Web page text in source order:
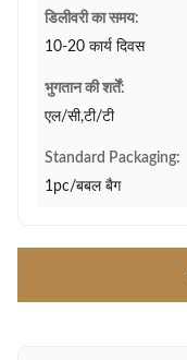
डिलीवरी का समय:
10-20 कार्य दिवस
भुगतान की शर्तें:
एल/सी,टी/टी
Standard Packaging:
1pc/बबल बैग